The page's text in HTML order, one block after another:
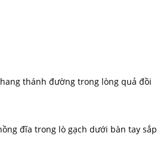
thánh đường trong lòng quả đồi
đĩa trong lò gạch dưới bàn tay sắp